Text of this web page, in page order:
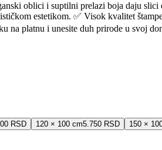
oblici i suptilni prelazi boja daju
estetikom. ✅ Visok kvalitet
na platnu i unesite duh prirode u svoj
RSD 120 × 100 cm5.750 RSD 150 ×